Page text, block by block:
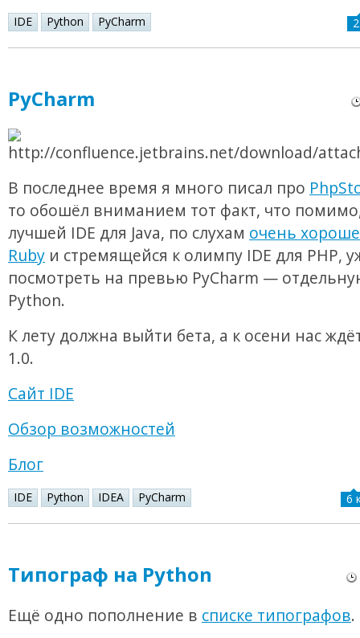
IDE Python PyCharm
PyCharm
В последнее время я много писал про
то обошёл вниманием тот факт, что
лучшей IDE для Java, по слухам очень
Ruby и стремящейся к олимпу IDE для PHP,
посмотреть на превью PyCharm —
Python.
К лету должна выйти бета, а к осени нас
1.0.
Сайт IDE
Обзор возможностей
Блог
IDE Python IDEA PyCharm 6
Типограф на Python
Ещё одно пополнение в списке типографов.